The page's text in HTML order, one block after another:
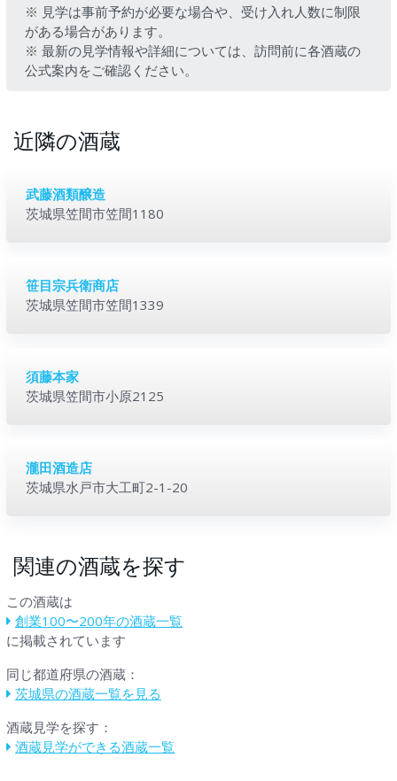
※ 見学は事前予約が必要な場合や、受け入れ人数に制限
がある場合があります。
※ 最新の見学情報や詳細については、訪問前に各酒蔵の
公式案内をご確認ください。
近隣の酒蔵
武藤酒類醸造
茨城県笠間市笠間1180
笹目宗兵衛商店
茨城県笠間市笠間1339
須藤本家
茨城県笠間市小原2125
瀧田酒造店
茨城県水戸市大工町2-1-20
関連の酒蔵を探す
この酒蔵は
創業100〜200年の酒蔵一覧
に掲載されています
同じ都道府県の酒蔵：
茨城県の酒蔵一覧を見る
酒蔵見学を探す：
酒蔵見学ができる酒蔵一覧